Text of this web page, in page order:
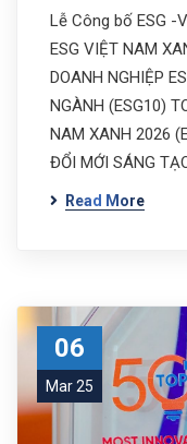
Lễ Công bố ESG -
ESG VIỆT NAM
DOANH NGHIỆP
NGÀNH (ESG10)
NAM XANH 2026
ĐỔI MỚI SÁNG
Read More
06
Mar 25